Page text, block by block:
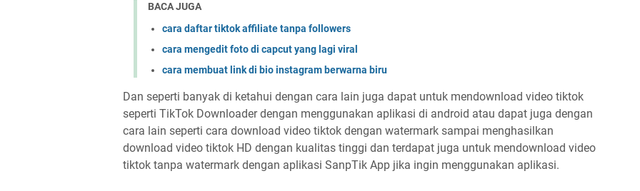
BACA JUGA
cara daftar tiktok affiliate tanpa followers
cara mengedit foto di capcut yang lagi viral
cara membuat link di bio instagram berwarna biru
Dan seperti banyak di ketahui dengan cara lain juga dapat untuk mendownload video tiktok
seperti TikTok Downloader dengan menggunakan aplikasi di android atau dapat juga dengan
cara lain seperti cara download video tiktok dengan watermark sampai menghasilkan
download video tiktok HD dengan kualitas tinggi dan terdapat juga untuk mendownload video
tiktok tanpa watermark dengan aplikasi SanpTik App jika ingin menggunakan aplikasi.